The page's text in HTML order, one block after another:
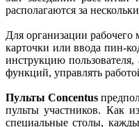
располагаются за
Для организации рабочего
карточки или ввода пин-
инструкцию
функций, управлять
Пульты Concentus
пульты участников. Как
специальные столы,